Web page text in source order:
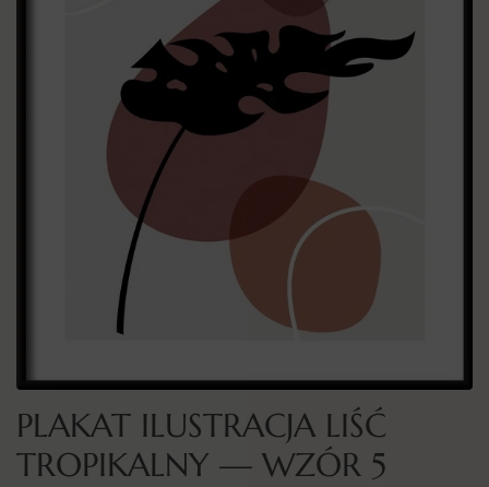
PLAKAT ILUSTRACJA LIŚĆ
TROPIKALNY — WZÓR 5